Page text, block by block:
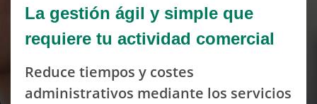
La gestión ágil y simple que
requiere tu actividad comercial
Reduce tiempos y costes
administrativos mediante los servicios